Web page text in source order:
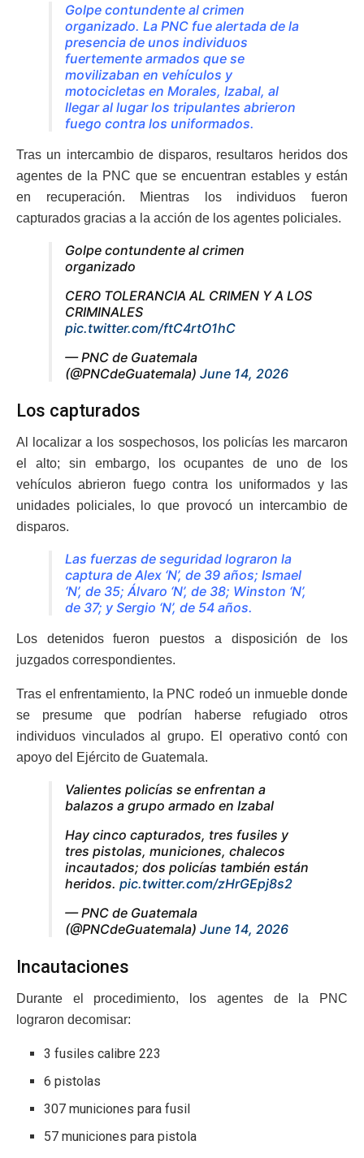
Golpe contundente al crimen
organizado. La PNC fue alertada de la
presencia de unos individuos
fuertemente armados que se
movilizaban en vehículos y
motocicletas en Morales, Izabal, al
llegar al lugar los tripulantes abrieron
fuego contra los uniformados.
Tras un intercambio de disparos, resultaros heridos dos
agentes de la PNC que se encuentran estables y están
en recuperación. Mientras los individuos fueron
capturados gracias a la acción de los agentes policiales.
Golpe contundente al crimen
organizado
CERO TOLERANCIA AL CRIMEN Y A LOS
CRIMINALES
pic.twitter.com/ftC4rtO1hC
— PNC de Guatemala
(@PNCdeGuatemala) June 14, 2026
Los capturados
Al localizar a los sospechosos, los policías les marcaron
el alto; sin embargo, los ocupantes de uno de los
vehículos abrieron fuego contra los uniformados y las
unidades policiales, lo que provocó un intercambio de
disparos.
Las fuerzas de seguridad lograron la
captura de Alex ‘N’, de 39 años; Ismael
‘N’, de 35; Álvaro ‘N’, de 38; Winston ‘N’,
de 37; y Sergio ‘N’, de 54 años.
Los detenidos fueron puestos a disposición de los
juzgados correspondientes.
Tras el enfrentamiento, la PNC rodeó un inmueble donde
se presume que podrían haberse refugiado otros
individuos vinculados al grupo. El operativo contó con
apoyo del Ejército de Guatemala.
Valientes policías se enfrentan a
balazos a grupo armado en Izabal
Hay cinco capturados, tres fusiles y
tres pistolas, municiones, chalecos
incautados; dos policías también están
heridos. pic.twitter.com/zHrGEpj8s2
— PNC de Guatemala
(@PNCdeGuatemala) June 14, 2026
Incautaciones
Durante el procedimiento, los agentes de la PNC
lograron decomisar:
3 fusiles calibre 223
6 pistolas
307 municiones para fusil
57 municiones para pistola